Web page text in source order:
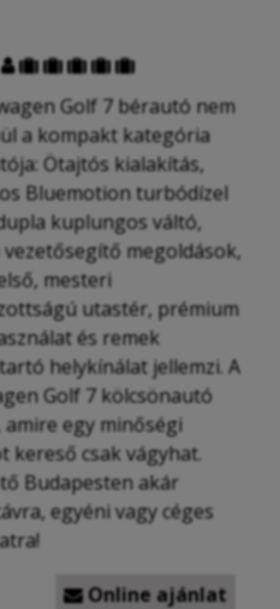
     
Golf 7 bérautó nem
a kompakt kategória
Ötajtós kialakítás,
Bluemotion turbódízel
kuplungos váltó,
megoldások,
mesteri
utastér, prémium
és remek
helykínálat jellemzi. A
Golf 7 kölcsönautó
amire egy minőségi
kereső csak vágyhat.
Budapesten akár
egyéni vagy céges
Online ajánlat